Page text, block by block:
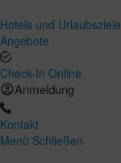
Hotels und Urlaubsziele
Angebote
Check-In Online
Anmeldung
Kontakt
Menü Schließen